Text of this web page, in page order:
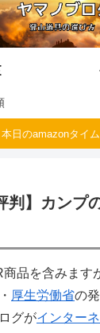
本日のamazonタイ
判】カンプ
品を含みます
・ 厚生労働省の
グがインター